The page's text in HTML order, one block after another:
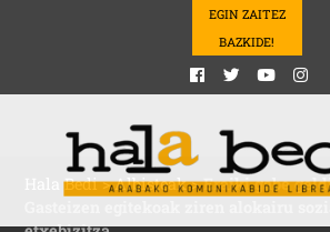
EGIN ZAITEZ
BAZKIDE!
Hala Bedi>Albisteak>Eraiki gabe